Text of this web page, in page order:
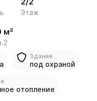
Этаж
м²
Здание
под охраной
отопление